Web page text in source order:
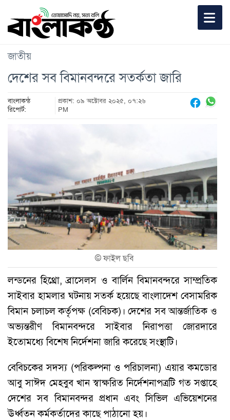
জাতীয়
দেশের সব বিমানবন্দরে সতর্কতা জারি
বাংলাকন্ঠ
রিপোর্ট:
প্রকাশ: ০৯ অক্টোবর ২০২৫, ০৭:২৬
PM
©ফাইল ছবি
লন্ডনের হিথ্রো, ব্রাসেলস ও বার্লিন বিমানবন্দরে সাম্প্রতিক
সাইবার হামলার ঘটনায় সতর্ক হয়েছে বাংলাদেশ বেসামরিক
বিমান চলাচল কর্তৃপক্ষ (বেবিচক)। দেশের সব আন্তর্জাতিক ও
অভ্যন্তরীণ বিমানবন্দরে সাইবার নিরাপত্তা জোরদারে
ইতোমধ্যে বিশেষ নির্দেশনা জারি করেছে সংস্থাটি।
বেবিচকের সদস্য (পরিকল্পনা ও পরিচালনা) এয়ার কমডোর
আবু সাঈদ মেহবুব খান স্বাক্ষরিত নির্দেশনাপত্রটি গত সপ্তাহে
দেশের সব বিমানবন্দর প্রধান এবং সিভিল এভিয়েশনের
ঊর্ধ্বতন কর্মকর্তাদের কাছে পাঠানো হয়।